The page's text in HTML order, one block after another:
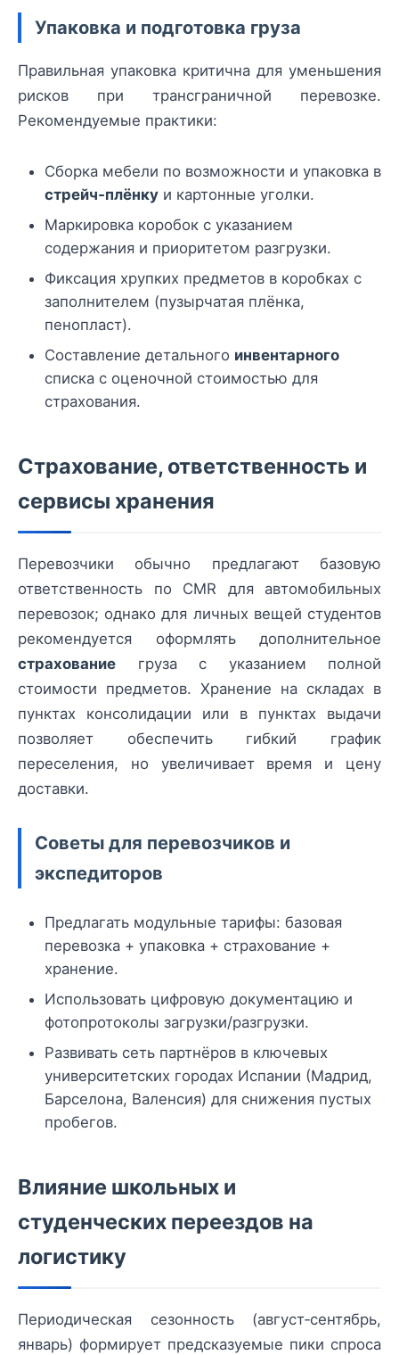
Упаковка и подготовка груза
Правильная упаковка критична для уменьшения
рисков при трансграничной перевозке.
Рекомендуемые практики:
Сборка мебели по возможности и упаковка в
стрейч‑плёнку и картонные уголки.
Маркировка коробок с указанием
содержания и приоритетом разгрузки.
Фиксация хрупких предметов в коробках с
заполнителем (пузырчатая плёнка,
пенопласт).
Составление детального инвентарного
списка с оценочной стоимостью для
страхования.
Страхование, ответственность и
сервисы хранения
Перевозчики обычно предлагают базовую
ответственность по CMR для автомобильных
перевозок; однако для личных вещей студентов
рекомендуется оформлять дополнительное
страхование груза с указанием полной
стоимости предметов. Хранение на складах в
пунктах консолидации или в пунктах выдачи
позволяет обеспечить гибкий график
переселения, но увеличивает время и цену
доставки.
Советы для перевозчиков и
экспедиторов
Предлагать модульные тарифы: базовая
перевозка + упаковка + страхование +
хранение.
Использовать цифровую документацию и
фотопротоколы загрузки/разгрузки.
Развивать сеть партнёров в ключевых
университетских городах Испании (Мадрид,
Барселона, Валенсия) для снижения пустых
пробегов.
Влияние школьных и
студенческих переездов на
логистику
Периодическая сезонность (август‑сентябрь,
январь) формирует предсказуемые пики спроса